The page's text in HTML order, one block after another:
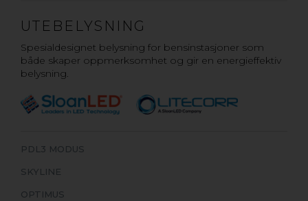
UTEBELYSNING
Spesialdesignet belysning for bensinstasjoner som
både skaper oppmerksomhet og gir en energieffektiv
belysning.
PDL3 MODUS
SKYLINE
OPTIMUS